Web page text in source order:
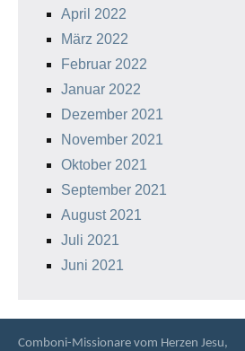
April 2022
März 2022
Februar 2022
Januar 2022
Dezember 2021
November 2021
Oktober 2021
September 2021
August 2021
Juli 2021
Juni 2021
Comboni-Missionare vom Herzen Jesu,